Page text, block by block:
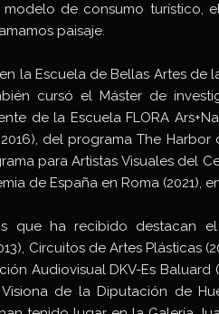
de consumo turístico,
paisaje.
la Escuela de Bellas Artes de
cursó el Máster de
de la Escuela FLORA
del programa The
para Artistas Visuales del
de España en Roma (2021),
que ha recibido destacan
Circuitos de Artes Plásticas
Audiovisual DKV-Es
de la Diputación de